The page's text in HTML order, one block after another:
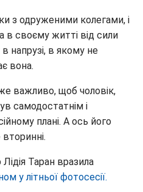
з одруженими колегами, і
в своєму житті від сили
напрузі, в якому не
вона.
важливо, щоб чоловік,
самодостатнім і
плані. А ось його
вторинні.
Таран вразила
у літньої фотосесії.